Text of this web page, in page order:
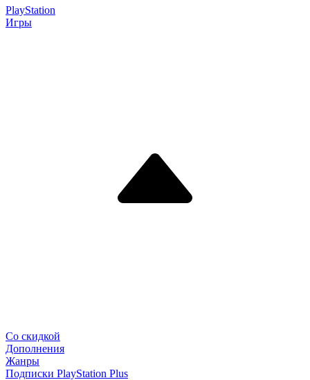
PlayStation
Игры
Со скидкой
Дополнения
Жанры
Подписки PlayStation Plus